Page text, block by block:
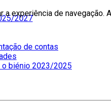
2027
de contas
o biénio 2023/2025
a experiência de navegação.